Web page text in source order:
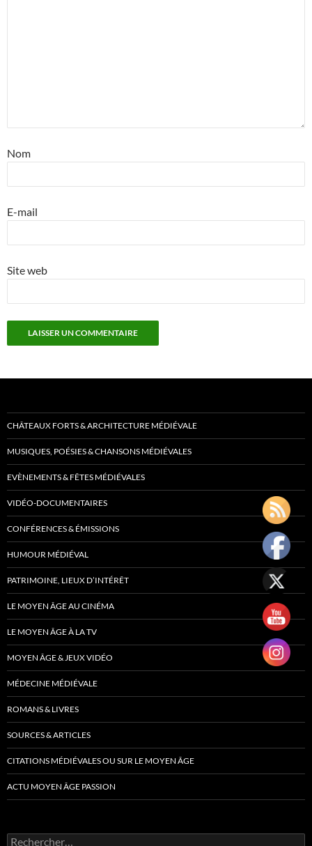
Nom
E-mail
Site web
CHÂTEAUX FORTS & ARCHITECTURE MÉDIÉVALE
MUSIQUES, POÉSIES & CHANSONS MÉDIÉVALES
EVÈNEMENTS & FÊTES MÉDIÉVALES
VIDÉO-DOCUMENTAIRES
CONFÉRENCES & ÉMISSIONS
HUMOUR MÉDIÉVAL
PATRIMOINE, LIEUX D’INTÉRÊT
LE MOYEN ÂGE AU CINÉMA
LE MOYEN ÂGE À LA TV
MOYEN ÂGE & JEUX VIDÉO
MÉDECINE MÉDIÉVALE
ROMANS & LIVRES
SOURCES & ARTICLES
CITATIONS MÉDIÉVALES OU SUR LE MOYEN ÂGE
ACTU MOYEN ÂGE PASSION
Rechercher :